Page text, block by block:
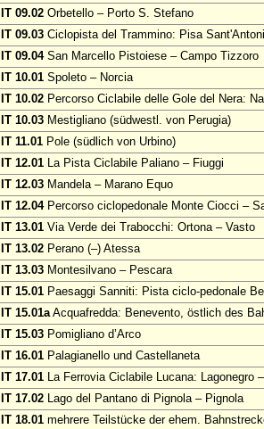
IT 09.02 Orbetello – Porto S. Stefano
IT 09.03 Ciclopista del Trammino: Pisa
IT 09.04San Marcello Pistoiese – Campo Tizzoro
IT 10.01 Spoleto – Norcia
IT 10.02 Percorso Ciclabile delle Gole del Nera:
IT 10.03 Mestigliano (südwestl. von Perugia)
IT 11.01 Pole (südlich von Urbino)
IT 12.01 La Pista Ciclabile Paliano – Fiuggi
IT 12.03 Mandela – Marano Equo
IT 12.04Percorso ciclopedonale Monte Ciocci –
IT 13.01 Via Verde dei Trabocchi: Ortona – Vasto
IT 13.02 Perano (–) Atessa
IT 13.03 Montesilvano – Pescara
IT 15.01 Paesaggi Sanniti: Pista ciclo-pedonale
IT 15.01aAcquafredda: Benevento, östlich des
IT 15.03 Pomigliano d’Arco
IT 16.01 Palagianello und Castellaneta
IT 17.01 La Ferrovia Ciclabile Lucana: Lagonegro
IT 17.02 Lago del Pantano di Pignola – Pignola
IT 18.01 mehrere Teilstücke der ehem.